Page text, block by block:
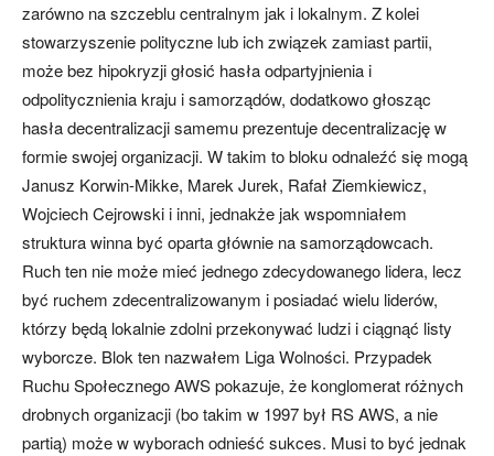
zarówno na szczeblu centralnym jak i lokalnym. Z kolei
stowarzyszenie polityczne lub ich związek zamiast partii,
może bez hipokryzji głosić hasła odpartyjnienia i
odpolitycznienia kraju i samorządów, dodatkowo głosząc
hasła decentralizacji samemu prezentuje decentralizację w
formie swojej organizacji. W takim to bloku odnaleźć się mogą
Janusz Korwin-Mikke, Marek Jurek, Rafał Ziemkiewicz,
Wojciech Cejrowski i inni, jednakże jak wspomniałem
struktura winna być oparta głównie na samorządowcach.
Ruch ten nie może mieć jednego zdecydowanego lidera, lecz
być ruchem zdecentralizowanym i posiadać wielu liderów,
którzy będą lokalnie zdolni przekonywać ludzi i ciągnąć listy
wyborcze. Blok ten nazwałem Liga Wolności. Przypadek
Ruchu Społecznego AWS pokazuje, że konglomerat różnych
drobnych organizacji (bo takim w 1997 był RS AWS, a nie
partią) może w wyborach odnieść sukces. Musi to być jednak